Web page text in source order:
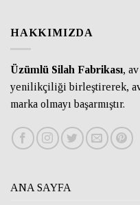
HAKKIMIZDA
Üzümlü Silah Fabrikası,
yenilikçiliği birleştirerek,
marka olmayı başarmıştır.
ANA SAYFA